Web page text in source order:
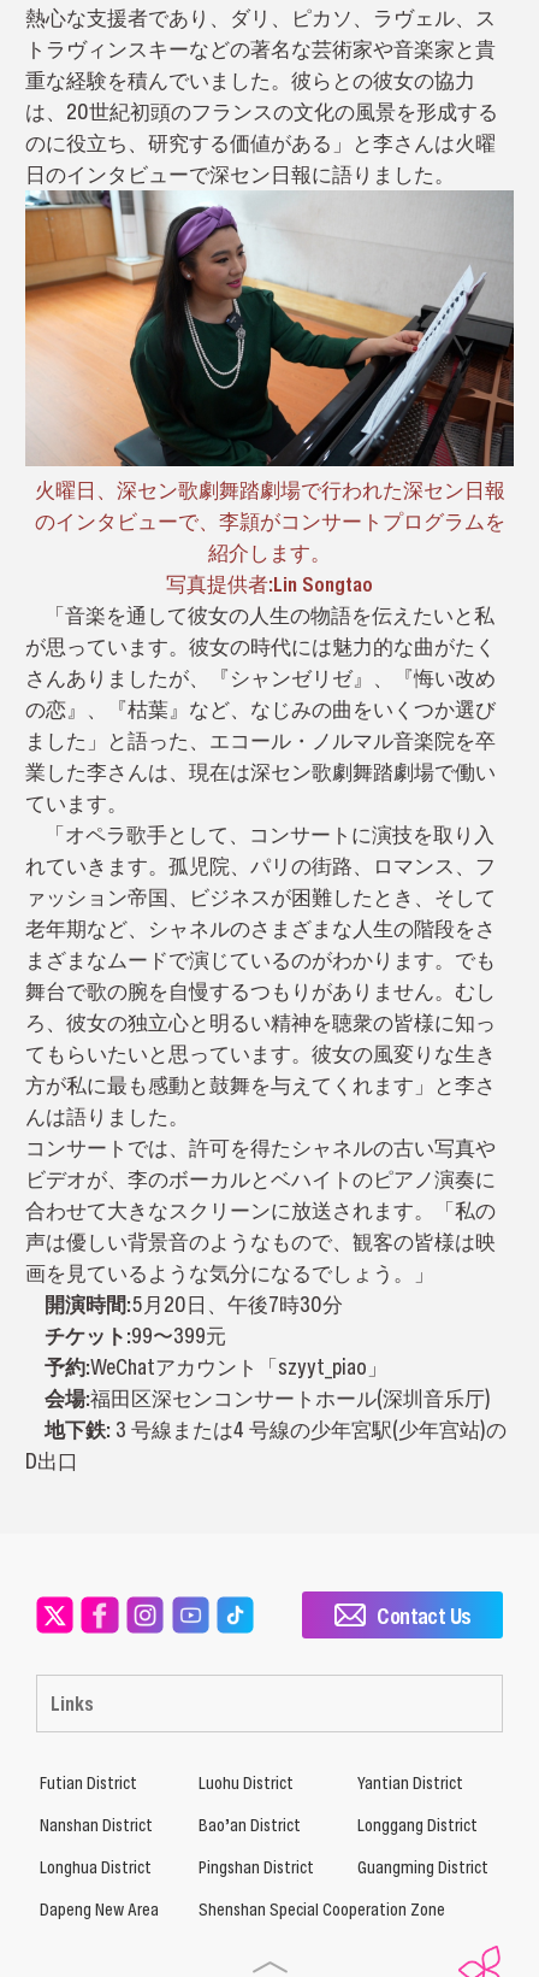
熱心な支援者であり、ダリ、ピカソ、ラヴェル、ス
トラヴィンスキーなどの著名な芸術家や音楽家と貴
重な経験を積んでいました。彼らとの彼女の協力
は、20世紀初頭のフランスの文化の風景を形成する
のに役立ち、研究する価値がある」と李さんは火曜
日のインタビューで深セン日報に語りました。
火曜日、深セン歌劇舞踏劇場で行われた深セン日報
のインタビューで、李頴がコンサートプログラムを
紹介します。
写真提供者:Lin Songtao
「音楽を通して彼女の人生の物語を伝えたいと私
が思っています。彼女の時代には魅力的な曲がたく
さんありましたが、『シャンゼリゼ』、『悔い改め
の恋』、『枯葉』など、なじみの曲をいくつか選び
ました」と語った、エコール・ノルマル音楽院を卒
業した李さんは、現在は深セン歌劇舞踏劇場で働い
ています。
「オペラ歌手として、コンサートに演技を取り入
れていきます。孤児院、パリの街路、ロマンス、フ
ァッション帝国、ビジネスが困難したとき、そして
老年期など、シャネルのさまざまな人生の階段をさ
まざまなムードで演じているのがわかります。でも
舞台で歌の腕を自慢するつもりがありません。むし
ろ、彼女の独立心と明るい精神を聴衆の皆様に知っ
てもらいたいと思っています。彼女の風変りな生き
方が私に最も感動と鼓舞を与えてくれます」と李さ
んは語りました。
コンサートでは、許可を得たシャネルの古い写真や
ビデオが、李のボーカルとベハイトのピアノ演奏に
合わせて大きなスクリーンに放送されます。「私の
声は優しい背景音のようなもので、観客の皆様は映
画を見ているような気分になるでしょう。」
開演時間:5月20日、午後7時30分
チケット:99〜399元
予約:WeChatアカウント「szyyt_piao」
会場:福田区深センコンサートホール(深圳音乐厅)
地下鉄: 3 号線または4 号線の少年宮駅(少年宫站)の
D出口
Links
Contact Us
Futian District Luohu District
Yantian District
Nanshan District
Bao’an District
Longgang District
Longhua District
Pingshan District
Guangming District
Dapeng New Area
Shenshan Special Cooperation Zone